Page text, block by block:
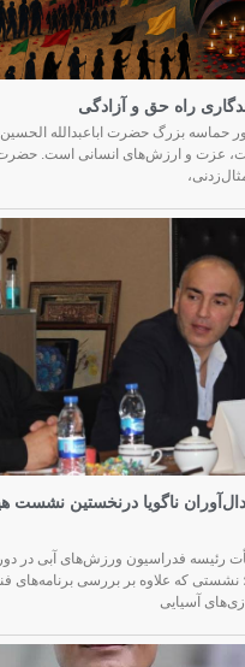
راه حق و آزادگی
حماسه بزرگ حضرت اباعبدالله
عزت و ارزش‌های انسانی است.
ناگویا درنخستین نشست
رئیسه فدراسیون ورزش‌های آبی در
که علاوه بر بررسی برنامه‌های
آسیایی